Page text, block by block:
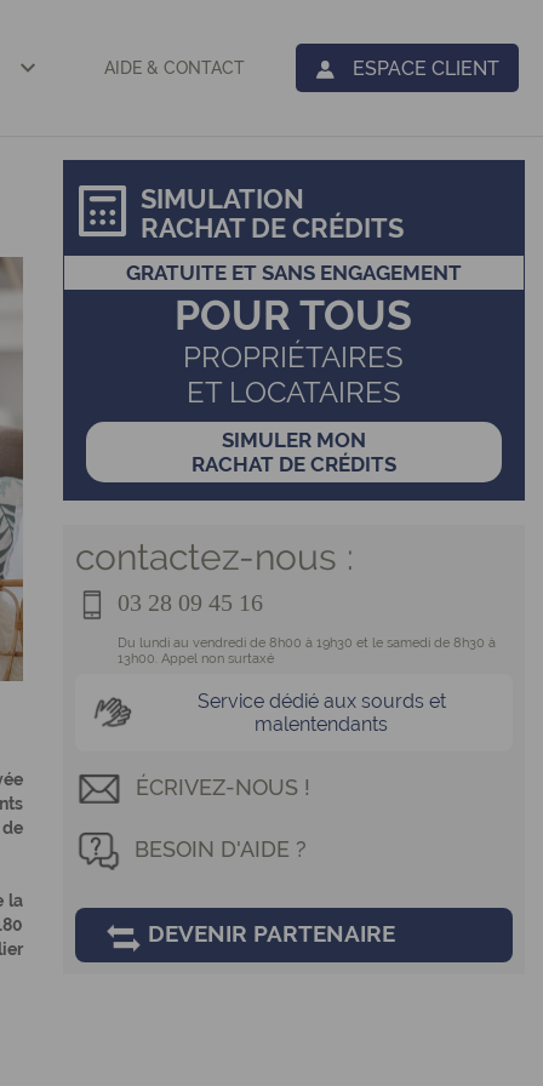
AIDE & CONTACT ESPACE CLIENT
la
SIMULATION
RACHAT DE CRÉDITS
GRATUITE ET SANS ENGAGEMENT
POUR TOUS
PROPRIÉTAIRES
ET LOCATAIRES
SIMULER MON
RACHAT DE CRÉDITS
contactez-nous :
03 28 09 45 16
Du lundi au vendredi de 8h00 à 19h30 et le samedi de 8h30 à
13h00. Appel non surtaxé
Service dédié aux sourds et
malentendants
ÉCRIVEZ-NOUS !
BESOIN D'AIDE ?
DEVENIR PARTENAIRE